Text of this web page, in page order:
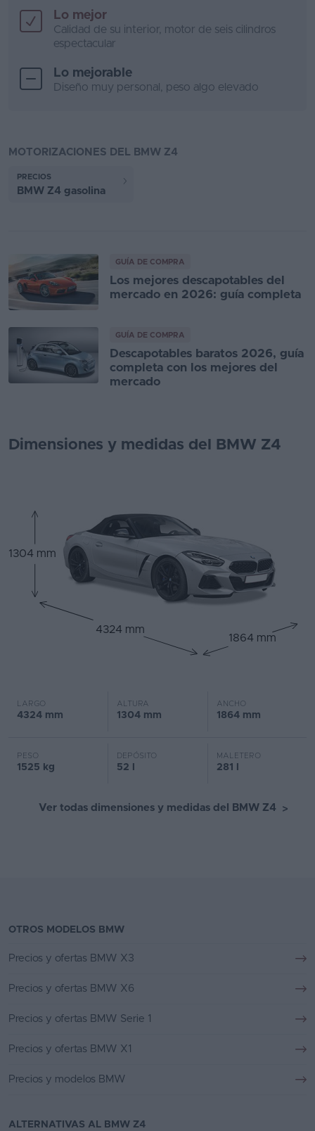
Lo mejor
Calidad de su interior, motor de seis cilindros
espectacular
Lo mejorable
Diseño muy personal, peso algo elevado
MOTORIZACIONES DEL BMW Z4
PRECIOS
BMW Z4 gasolina
GUÍA DE COMPRA
Los mejores descapotables del
mercado en 2026: guía completa
GUÍA DE COMPRA
Descapotables baratos 2026, guía
completa con los mejores del
mercado
Dimensiones y medidas del BMW Z4
1304 mm
4324 mm
1864 mm
LARGO
4324 mm
ALTURA
1304 mm
ANCHO
1864 mm
PESO
1525 kg
DEPÓSITO
52 l
MALETERO
281 l
Ver todas dimensiones y medidas del BMW Z4 >
OTROS MODELOS BMW
Precios y ofertas BMW X3
Precios y ofertas BMW X6
Precios y ofertas BMW Serie 1
Precios y ofertas BMW X1
Precios y modelos BMW
ALTERNATIVAS AL BMW Z4